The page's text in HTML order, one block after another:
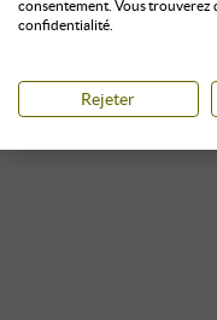
consentement. Vous trouverez
confidentialité.
Rejeter